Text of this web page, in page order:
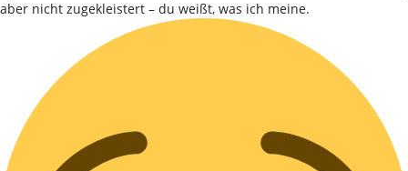
aber nicht zugekleistert – du weißt, was ich meine.